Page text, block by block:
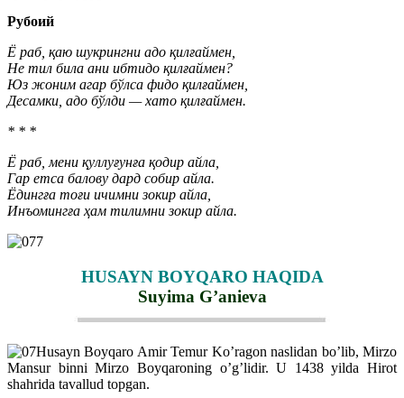
Рубоий
Ё раб, қаю шукрингни адо қилғаймен,
Не тил била ани ибтидо қилғаймен?
Юз жоним агар бўлса фидо қилғаймен,
Десамки, адо бўлди — хато қилғаймен.
* * *
Ё раб, мени қуллуғунға қодир айла,
Гар етса балову дард собир айла.
Ёдингға тоғи ичимни зокир айла,
Инъомингға ҳам тилимни зокир айла.
HUSAYN BOYQARO HAQIDA
Suyima G’anieva
Husayn Boyqaro Amir Temur Ko’ragon naslidan bo’lib, Mirzo
Mansur binni Mirzo Boyqaroning o’g’lidir. U 1438 yilda Hirot
shahrida tavallud topgan.